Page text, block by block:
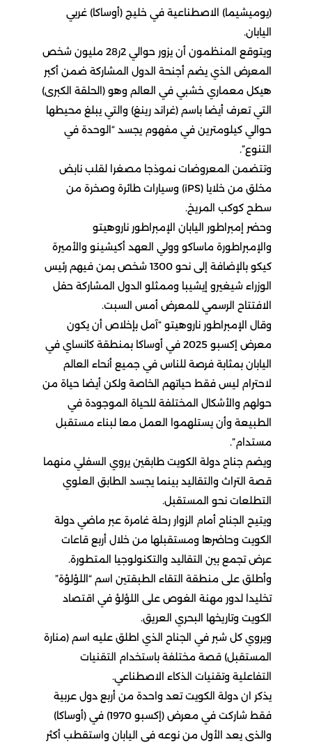
(يوميشيما) الاصطناعية في خليج (أوساكا) غربي
اليابان.
ويتوقع المنظمون أن يزور حوالي 2ر28 مليون شخص
المعرض الذي يضم أجنحة الدول المشاركة ضمن أكبر
هيكل معماري خشبي في العالم وهو (الحلقة الكبرى)
التي تعرف أيضا باسم (غراند رينغ) والتي يبلغ محيطها
حوالي كيلومترين في مفهوم يجسد “الوحدة في
التنوع”.
وتتضمن المعروضات نموذجا مصغرا لقلب نابض
مخلق من خلايا (iPS) وسيارات طائرة وصخرة من
سطح كوكب المريخ.
وحضر إمبراطور اليابان الإمبراطور ناروهيتو
والإمبراطورة ماساكو وولي العهد أكيشينو والأميرة
كيكو بالإضافة إلى نحو 1300 شخص بمن فيهم رئيس
الوزراء شيغيرو إيشيبا وممثلو الدول المشاركة حفل
الافتتاح الرسمي للمعرض أمس السبت.
وقال الإمبراطور ناروهيتو “آمل بإخلاص أن يكون
معرض إكسبو 2025 في أوساكا بمنطقة كانساي في
اليابان بمثابة فرصة للناس في جميع أنحاء العالم
لاحترام ليس فقط حياتهم الخاصة ولكن أيضا حياة من
حولهم والأشكال المختلفة للحياة الموجودة في
الطبيعة وأن يستلهموا العمل معا لبناء مستقبل
مستدام”.
ويضم جناح دولة الكويت طابقين يروي السفلي منهما
قصة التراث والتقاليد بينما يجسد الطابق العلوي
التطلعات نحو المستقبل.
ويتيح الجناح أمام الزوار رحلة غامرة عبر ماضي دولة
الكويت وحاضرها ومستقبلها من خلال أربع قاعات
عرض تجمع بين التقاليد والتكنولوجيا المتطورة.
وأطلق على منطقة التقاء الطبقتين اسم “اللؤلؤة”
تخليدا لدور مهنة الغوص على اللؤلؤ في اقتصاد
الكويت وتاريخها البحري العريق.
ويروي كل شبر في الجناح الذي اطلق عليه اسم (منارة
المستقبل) قصة مختلفة باستخدام التقنيات
التفاعلية وتقنيات الذكاء الاصطناعي.
يذكر ان دولة الكويت تعد واحدة من أربع دول عربية
فقط شاركت في معرض (إكسبو 1970) في (أوساكا)
والذي يعد الأول من نوعه في اليابان واستقطب أكثر